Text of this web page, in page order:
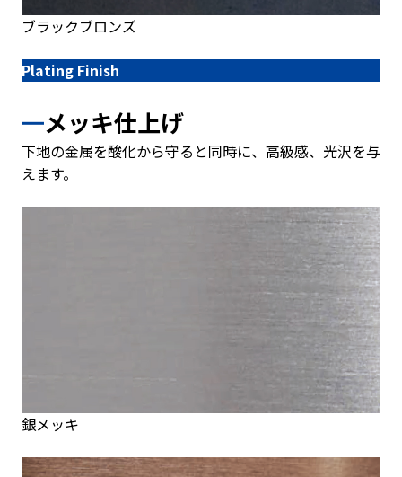
ブラックブロンズ
Plating Finish
メッキ仕上げ
下地の金属を酸化から守ると同時に、高級感、光沢を与
えます。
銀メッキ